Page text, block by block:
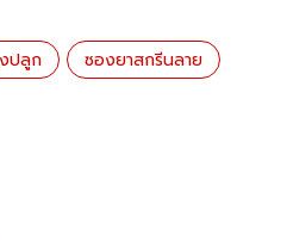
ปลูก ซองยาสกรีนลาย